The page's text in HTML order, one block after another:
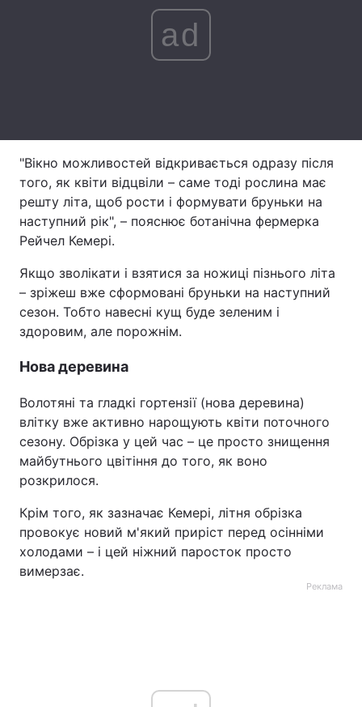
Статті
Думки
Послуги
Тема оформлення
ad
"Вікно можливостей відкривається одразу після
того, як квіти відцвіли – саме тоді рослина має
решту літа, щоб рости і формувати бруньки на
наступний рік", – пояснює ботанічна фермерка
Рейчел Кемері.
Якщо зволікати і взятися за ножиці пізнього літа
– зріжеш вже сформовані бруньки на наступний
сезон. Тобто навесні кущ буде зеленим і
здоровим, але порожнім.
Нова деревина
Волотяні та гладкі гортензії (нова деревина)
влітку вже активно нарощують квіти поточного
сезону. Обрізка у цей час – це просто знищення
майбутнього цвітіння до того, як воно
розкрилося.
Крім того, як зазначає Кемері, літня обрізка
провокує новий м'який приріст перед осінніми
холодами – і цей ніжний паросток просто
вимерзає.
Реклама